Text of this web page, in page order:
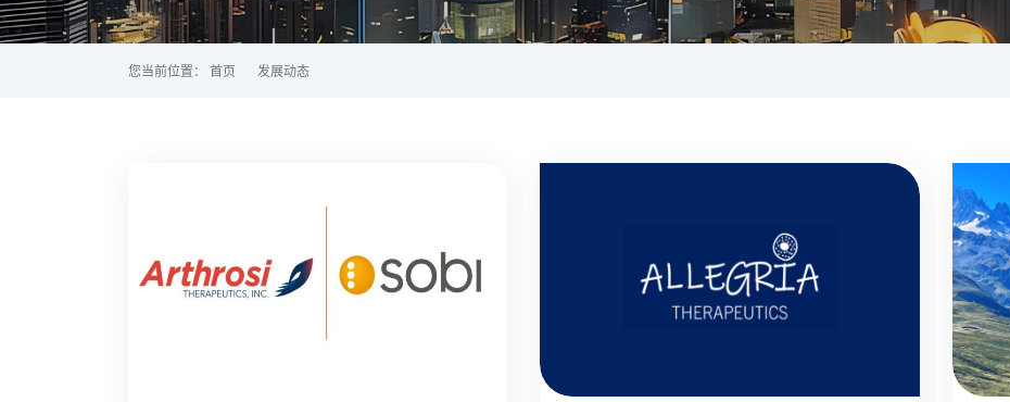
您当前位置： 首页 发展动态